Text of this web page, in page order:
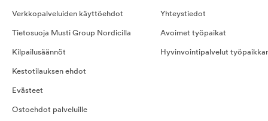
Verkkopalveluiden käyttöehdot
Tietosuoja Musti Group Nordicilla
Kilpailusäännöt
Kestotilauksen ehdot
Evästeet
Ostoehdot palveluille
Yhteystiedot
Avoimet työpaikat
Hyvinvointipalvelut